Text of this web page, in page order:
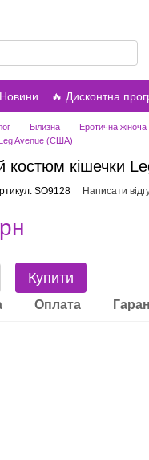
🔥 Дисконтна
Білизна Еротична жіноча
Avenue (США)
костюм кішечки
SO9128 Написати
Купити
Оплата